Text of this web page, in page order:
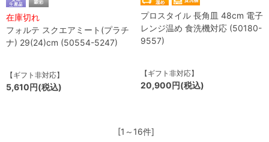
在庫切れ
フォルテ スクエアミート(プラチ
ナ) 29(24)cm (50554-5247)
【ギフト非対応】
5,610円(税込)
プロスタイル 長角皿 48cm 電子
レンジ温め 食洗機対応 (50180-
9557)
【ギフト非対応】
20,900円(税込)
[1～16件]